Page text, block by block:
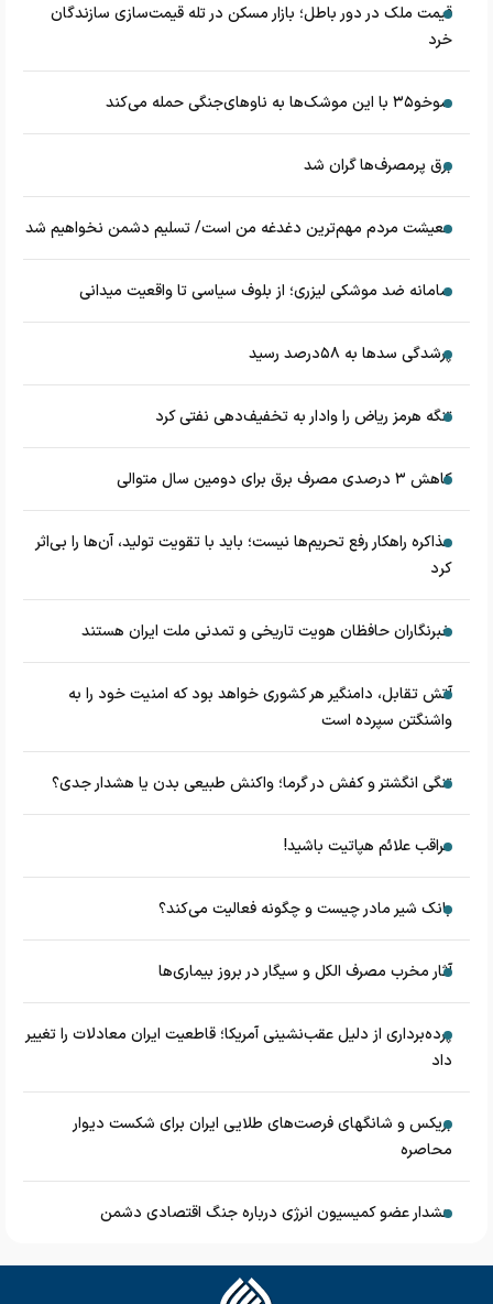
قیمت ملک در دور باطل؛ بازار مسکن در تله قیمت‌سازی سازندگان
خرد
سوخو۳۵ با این موشک‌ها به ناوهای‌جنگی حمله می‌کند
برق پرمصرف‌ها گران شد
معیشت مردم مهم‌ترین دغدغه من است/ تسلیم دشمن نخواهیم شد
سامانه ضد موشکی لیزری؛ از بلوف سیاسی تا واقعیت میدانی
پرشدگی سدها به ۵۸درصد رسید
تنگه هرمز ریاض را وادار به تخفیف‌دهی نفتی کرد
کاهش ۳ درصدی مصرف برق برای دومین سال متوالی
مذاکره راهکار رفع تحریم‌ها نیست؛ باید با تقویت تولید، آن‌ها را بی‌اثر
کرد
خبرنگاران حافظان هویت تاریخی و تمدنی ملت ایران هستند
آتش تقابل، دامنگیر هر کشوری خواهد بود که امنیت خود را به
واشنگتن سپرده است
تنگی انگشتر و کفش در گرما؛ واکنش طبیعی بدن یا هشدار جدی؟
مراقب علائم هپاتیت باشید!
بانک شیر مادر چیست و چگونه فعالیت می‌کند؟
آثار مخرب مصرف الکل و سیگار در بروز بیماری‌ها
پرده‌برداری از دلیل عقب‌نشینی آمریکا؛ قاطعیت ایران معادلات را تغییر
داد
بریکس و شانگهای فرصت‌های طلایی ایران برای شکست دیوار
محاصره
هشدار عضو کمیسیون انرژی درباره جنگ اقتصادی دشمن